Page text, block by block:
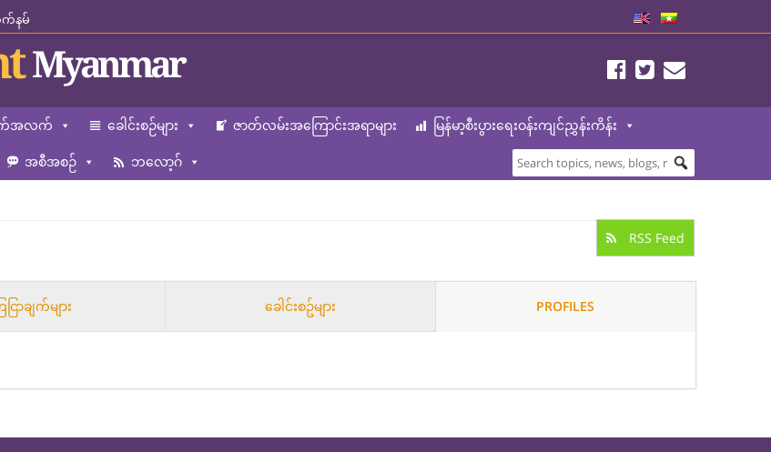
နမ်
Myanmar
က်အလက် ခေါင်းစဉ်များ ဇာတ်လမ်းအကြောင်းအရာများ မြန်မာ့စီးပွားရေးဝန်းကျင်ညွှန်းကိန်း
အစီအစဉ် ဘလော့ဂ်
RSS Feed
ြာချက်များ ခေါင်းစဥ်များ PROFILES